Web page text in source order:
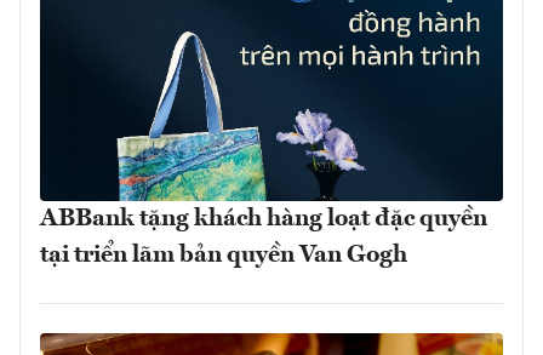
ABBank tặng khách hàng loạt đặc quyền
tại triển lãm bản quyền Van Gogh